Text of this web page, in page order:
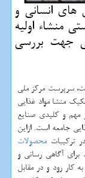
انسانی و
منشاء اولیه
جهت بررسی
سرپرست مركز ملی
منشا مواد غذایی
مهم و كلیدی صنایع
جامعه است. ازاین
تركیباتمحصولات
برای آگاهی رسانی و
كار رود و در مقابل